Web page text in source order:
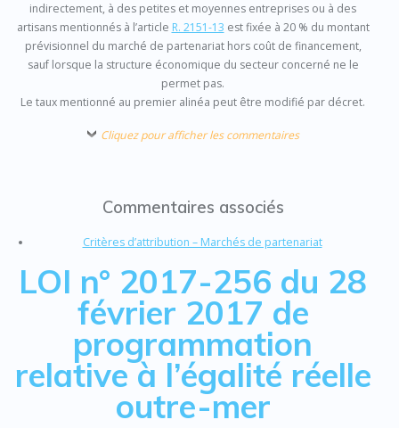
indirectement, à des petites et moyennes entreprises ou à des
artisans mentionnés à l’article R. 2151-13 est fixée à 20 % du montant
prévisionnel du marché de partenariat hors coût de financement,
sauf lorsque la structure économique du secteur concerné ne le
permet pas.
Le taux mentionné au premier alinéa peut être modifié par décret.
Cliquez pour afficher les commentaires
Commentaires associés
Critères d’attribution – Marchés de partenariat
LOI n° 2017-256 du 28
février 2017 de
programmation
relative à l’égalité réelle
outre-mer